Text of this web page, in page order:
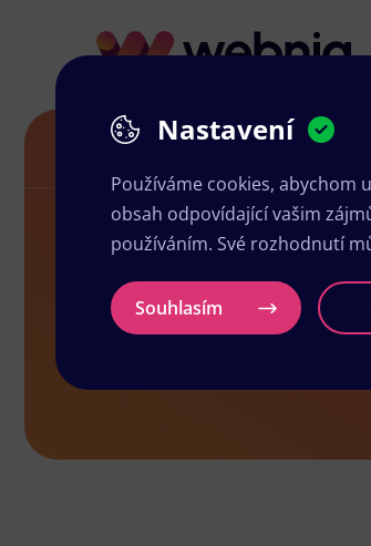
Letáky v Boskovicích
Letáky
Nastavení
Používáme cookies, abychom
obsah odpovídající vašim
používáním. Své rozhodnutí
Souhlasím